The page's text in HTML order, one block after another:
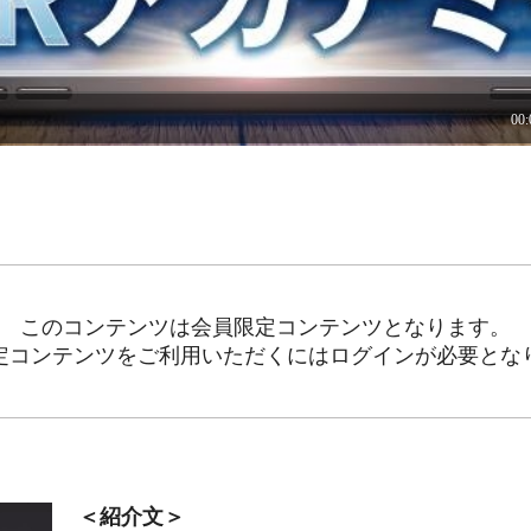
このコンテンツは会員限定コンテンツとなります。
コンテンツをご利用いただくにはログインが必要とな
＜紹介文＞